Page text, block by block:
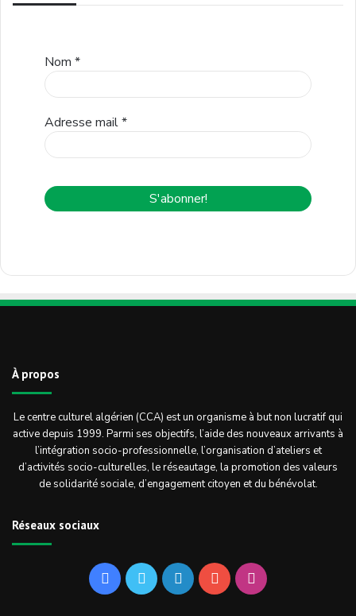
Nom *
Adresse mail*
À propos
Le centre culturel algérien (CCA) est un organisme à but non lucratif qui
active depuis 1999. Parmi ses objectifs, l’aide des nouveaux arrivants à
l’intégration socio-professionnelle, l’organisation d’ateliers et
d’activités socio-culturelles, le réseautage, la promotion des valeurs
de solidarité sociale, d’engagement citoyen et du bénévolat.
Réseaux sociaux
FacebookTwitterLinkedinYouTubeInstagram